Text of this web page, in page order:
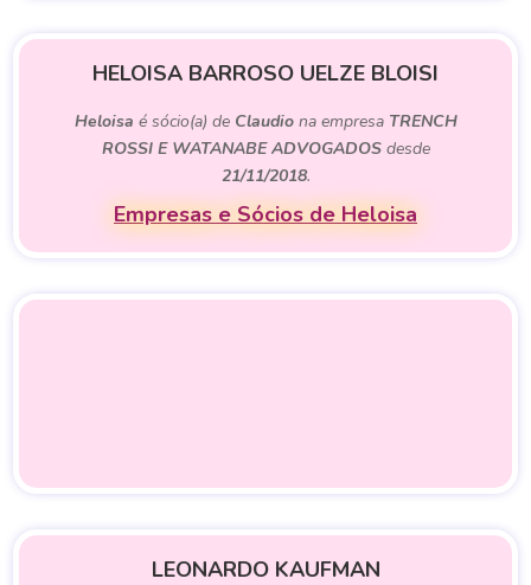
HELOISA BARROSO UELZE BLOISI
Heloisa é sócio(a) de Claudiona empresa TRENCH
ROSSI E WATANABE ADVOGADOSdesde
21/11/2018.
Empresas e Sócios de Heloisa
LEONARDO KAUFMAN